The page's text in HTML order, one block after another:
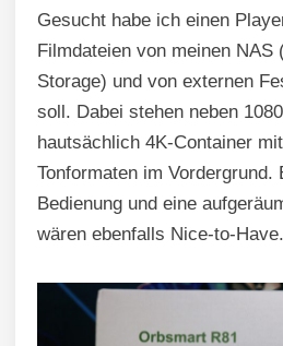
Gesucht habe ich einen
Filmdateien von meinen NAS
Storage) und von externen
soll. Dabei stehen neben
hautsächlich 4K-Container
Tonformaten im Vordergrund.
Bedienung und eine
wären ebenfalls Nice-to-Have.